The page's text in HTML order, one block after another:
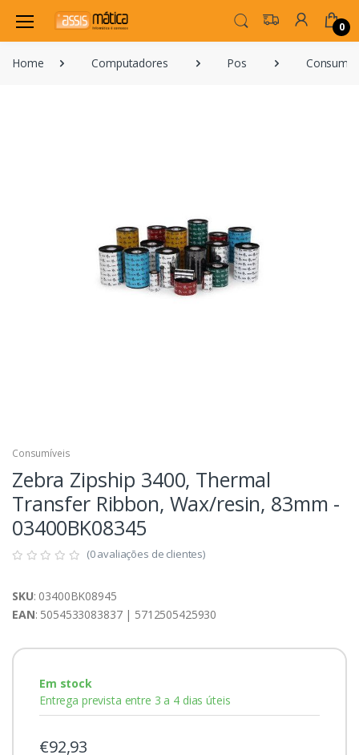
0
Home Computadores Pos
Consumíveis
Zebra Zipship 3400, Thermal
Transfer Ribbon, Wax/resin, 83mm -
03400BK08345
(0 avaliações de clientes)
SKU: 03400BK08945
EAN: 5054533083837 | 5712505425930
Em stock
Entrega prevista entre 3 a 4 dias úteis
€92,93